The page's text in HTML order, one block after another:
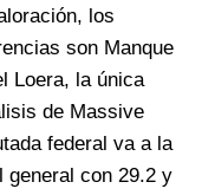
los
son Manque
Loera, la única
de Massive
federal va a la
general con 29.2 y